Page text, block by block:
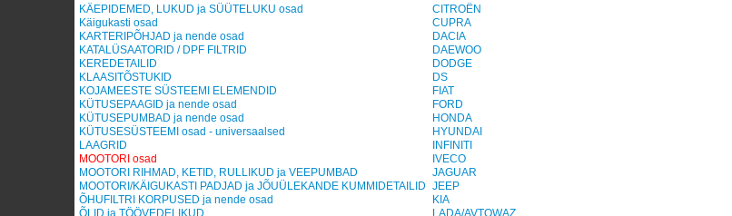
KÄEPIDEMED, LUKUD ja SÜÜTELUKU osad
Käigukasti osad
KARTERIPÕHJAD ja nende osad
KATALÜSAATORID / DPF FILTRID
KEREDETAILID
KLAASITÕSTUKID
KOJAMEESTE SÜSTEEMI ELEMENDID
KÜTUSEPAAGID ja nende osad
KÜTUSEPUMBAD ja nende osad
KÜTUSESÜSTEEMI osad - universaalsed
LAAGRID
MOOTORI osad
MOOTORI RIHMAD, KETID, RULLIKUD ja VEEPUMBAD
MOOTORI/KÄIGUKASTI PADJAD ja JÕUÜLEKANDE KUMMIDETAILID
ÕHUFILTRI KORPUSED ja nende osad
ÕLID ja TÖÖVEDELIKUD
CITROËN
CUPRA
DACIA
DAEWOO
DODGE
DS
FIAT
FORD
HONDA
HYUNDAI
INFINITI
IVECO
JAGUAR
JEEP
KIA
LADA/AVTOWAZ